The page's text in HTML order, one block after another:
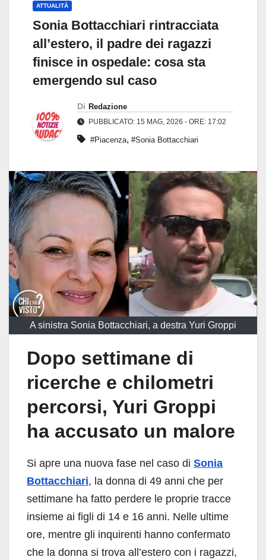
ATTUALITÀ
Sonia Bottacchiari rintracciata
all’estero, il padre dei ragazzi
finisce in ospedale: cosa sta
emergendo sul caso
Di Redazione
PUBBLICATO: 15 MAG, 2026 - ORE: 17:02
#Piacenza, #Sonia Bottacchiari
A sinistra Sonia Bottacchiari, a destra Yuri Groppi
Dopo settimane di
ricerche e chilometri
percorsi, Yuri Groppi
ha accusato un malore
Si apre una nuova fase nel caso di Sonia
Bottacchiari, la donna di 49 anni che per
settimane ha fatto perdere le proprie tracce
insieme ai figli di 14 e 16 anni. Nelle ultime
ore, mentre gli inquirenti hanno confermato
che la donna si trova all’estero con i ragazzi,